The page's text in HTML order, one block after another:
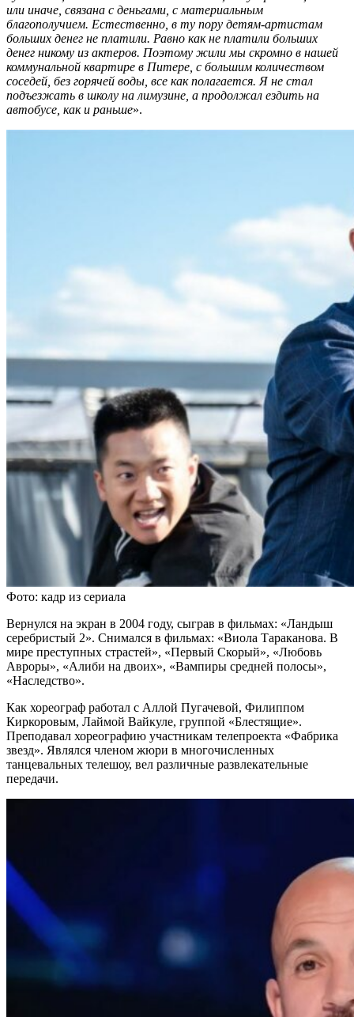
или иначе, связана с деньгами, с материальным
благополучием. Естественно, в ту пору детям-артистам
больших денег не платили. Равно как не платили больших
денег никому из актеров. Поэтому жили мы скромно в нашей
коммунальной квартире в Питере, с большим количеством
соседей, без горячей воды, все как полагается. Я не стал
подъезжать в школу на лимузине, а продолжал ездить на
автобусе, как и раньше».
Фото: кадр из сериала
Вернулся на экран в 2004 году, сыграв в фильмах: «Ландыш
серебристый 2». Снимался в фильмах: «Виола Тараканова. В
мире преступных страстей», «Первый Скорый», «Любовь
Авроры», «Алиби на двоих», «Вампиры средней полосы»,
«Наследство».
Как хореограф работал с Аллой Пугачевой, Филиппом
Киркоровым, Лаймой Вайкуле, группой «Блестящие».
Преподавал хореографию участникам телепроекта «Фабрика
звезд». Являлся членом жюри в многочисленных
танцевальных телешоу, вел различные развлекательные
передачи.